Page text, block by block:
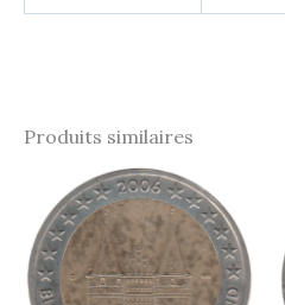
Produits similaires